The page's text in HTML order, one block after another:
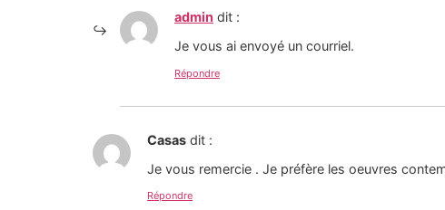
admin dit :
Je vous ai envoyé un courriel.
Répondre
Casas dit :
Je vous remercie . Je préfère les oeuvres
Répondre